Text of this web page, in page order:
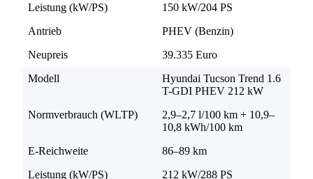
Leistung (kW/PS)
150 kW/204 PS
Antrieb
PHEV (Benzin)
Neupreis
39.335 Euro
Modell
Hyundai Tucson Trend 1.6
T-GDI PHEV 212 kW
Normverbrauch (WLTP)
2,9–2,7 l/100 km + 10,9–
10,8 kWh/100 km
E-Reichweite
86–89 km
Leistung (kW/PS)
212 kW/288 PS